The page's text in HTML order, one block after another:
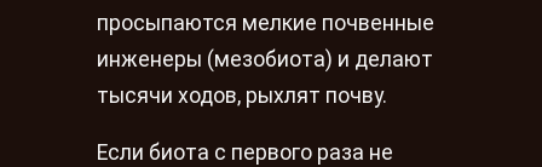
просыпаются мелкие почвенные
инженеры (мезобиота) и делают
тысячи ходов, рыхлят почву.
Если биота с первого раза не